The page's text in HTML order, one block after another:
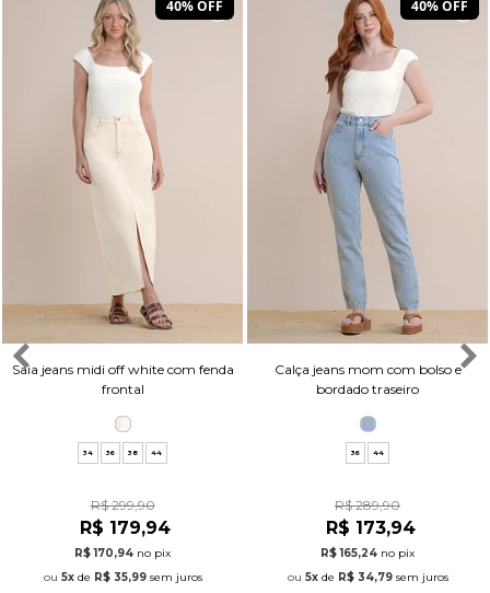
40% OFF
Saia jeans midi off white com fenda
frontal
34 36 38 44
R$ 299,90
R$ 179,94
R$ 170,94 no pix
5xde R$ 35,99sem juros
40% OFF
Calça jeans mom com bolso e
bordado traseiro
36 44
R$ 289,90
R$ 173,94
R$ 165,24 no pix
5xde R$ 34,79sem juros